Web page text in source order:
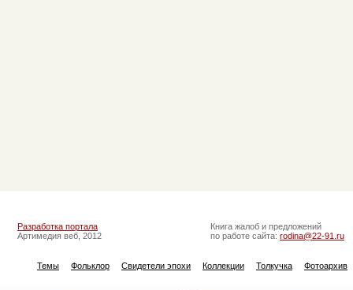
Разработка портала
Артимедия веб, 2012
Книга жалоб и предложений
по работе сайта: rodina@22-91.ru
Темы Фольклор Свидетели эпохи Коллекции Толкучка Фотоархив